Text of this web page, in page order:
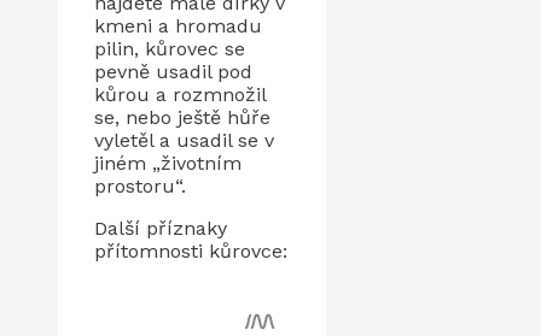
kmeni a hromadu
pilin, kůrovec se
pevně usadil pod
kůrou a rozmnožil
se, nebo ještě hůře
vyletěl a usadil se v
jiném „životním
prostoru“.
Další příznaky
přítomnosti kůrovce: